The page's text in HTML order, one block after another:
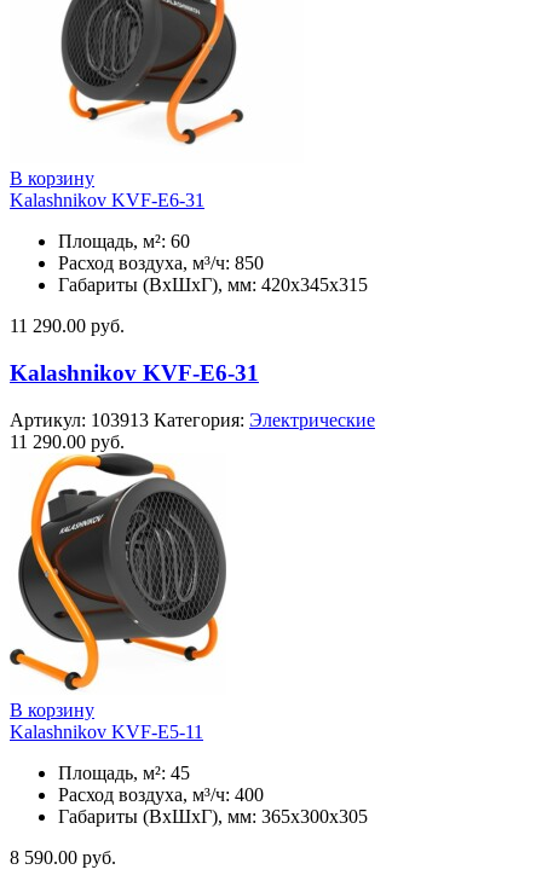
В корзину
Kalashnikov KVF-E6-31
Площадь, м²: 60
Расход воздуха, м³/ч: 850
Габариты (ВхШхГ), мм: 420x345x315
11 290.00 руб.
Kalashnikov KVF-E6-31
Артикул: 103913 Категория: Электрические
11 290.00 руб.
В корзину
Kalashnikov KVF-E5-11
Площадь, м²: 45
Расход воздуха, м³/ч: 400
Габариты (ВхШхГ), мм: 365x300x305
8 590.00 руб.